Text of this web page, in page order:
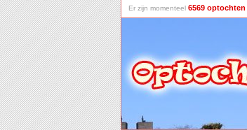
Er zijn momenteel 6569 optochten